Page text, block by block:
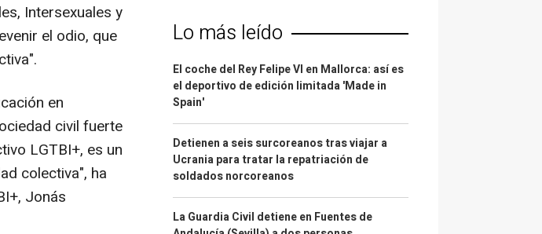
Intersexuales y
el odio, que
en
civil fuerte
LGTBI+, es un
colectiva", ha
Jonás
Lo más leído
El coche del Rey Felipe VI en Mallorca: así es
el deportivo de edición limitada 'Made in
Spain'
Detienen a seis surcoreanos tras viajar a
Ucrania para tratar la repatriación de
soldados norcoreanos
La Guardia Civil detiene en Fuentes de